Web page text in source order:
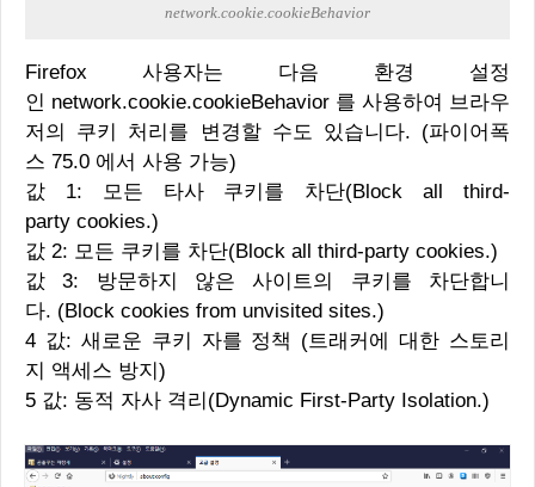
network.cookie.cookieBehavior
Firefox 사용자는 다음 환경 설정
인 network.cookie.cookieBehavior 를 사용하여 브라우
저의 쿠키 처리를 변경할 수도 있습니다. (파이어폭
스 75.0 에서 사용 가능)
값 1: 모든 타사 쿠키를 차단(Block all third-
party cookies.)
값 2: 모든 쿠키를 차단(Block all third-party cookies.)
값 3: 방문하지 않은 사이트의 쿠키를 차단합니
다. (Block cookies from unvisited sites.)
4 값: 새로운 쿠키 자를 정책 (트래커에 대한 스토리
지 액세스 방지)
5 값: 동적 자사 격리(Dynamic First-Party Isolation.)